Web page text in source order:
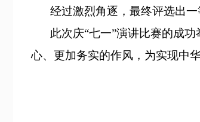
经过激烈角逐，最终评选出
此次庆“七一”演讲比赛的成功
心、更加务实的作风，为实现中